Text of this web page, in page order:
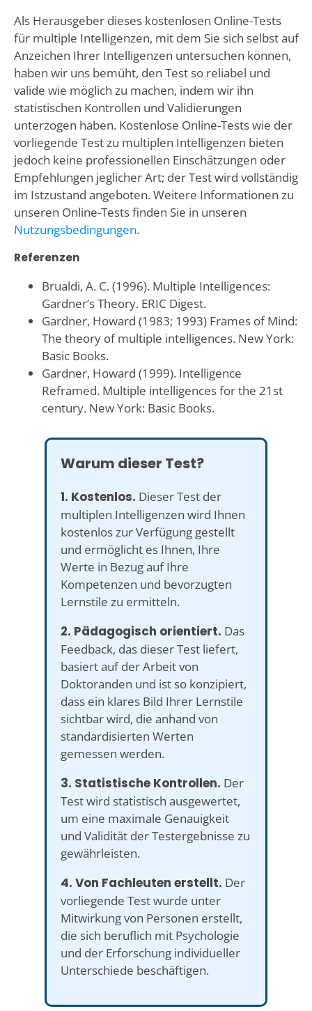
Als Herausgeber dieses kostenlosen Online-Tests
für multiple Intelligenzen, mit dem Sie sich selbst auf
Anzeichen Ihrer Intelligenzen untersuchen können,
haben wir uns bemüht, den Test so reliabel und
valide wie möglich zu machen, indem wir ihn
statistischen Kontrollen und Validierungen
unterzogen haben. Kostenlose Online-Tests wie der
vorliegende Test zu multiplen Intelligenzen bieten
jedoch keine professionellen Einschätzungen oder
Empfehlungen jeglicher Art; der Test wird vollständig
im Istzustand angeboten. Weitere Informationen zu
unseren Online-Tests finden Sie in unseren
Nutzungsbedingungen.
Referenzen
Brualdi, A. C. (1996). Multiple Intelligences:
Gardner’s Theory. ERIC Digest.
Gardner, Howard (1983; 1993) Frames of Mind:
The theory of multiple intelligences. New York:
Basic Books.
Gardner, Howard (1999). Intelligence
Reframed. Multiple intelligences for the 21st
century. New York: Basic Books.
Warum dieser Test?
1. Kostenlos. Dieser Test der
multiplen Intelligenzen wird Ihnen
kostenlos zur Verfügung gestellt
und ermöglicht es Ihnen, Ihre
Werte in Bezug auf Ihre
Kompetenzen und bevorzugten
Lernstile zu ermitteln.
2. Pädagogisch orientiert. Das
Feedback, das dieser Test liefert,
basiert auf der Arbeit von
Doktoranden und ist so konzipiert,
dass ein klares Bild Ihrer Lernstile
sichtbar wird, die anhand von
standardisierten Werten
gemessen werden.
3. Statistische Kontrollen. Der
Test wird statistisch ausgewertet,
um eine maximale Genauigkeit
und Validität der Testergebnisse zu
gewährleisten.
4. Von Fachleuten erstellt. Der
vorliegende Test wurde unter
Mitwirkung von Personen erstellt,
die sich beruflich mit Psychologie
und der Erforschung individueller
Unterschiede beschäftigen.